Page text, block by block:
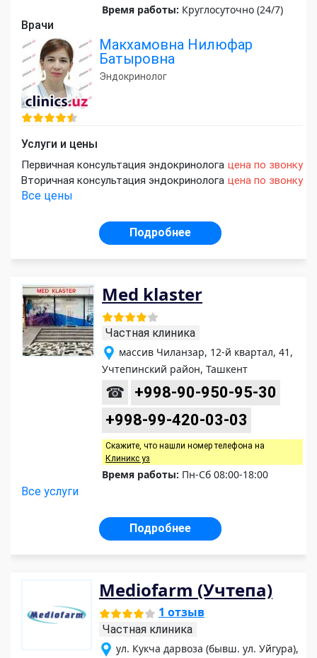
Время работы: Круглосуточно (24/7)
Врачи
Макхамовна Нилюфар
Батыровна
Эндокринолог
Услуги и цены
Первичная консультация эндокринолога цена по звонку
Вторичная консультация эндокринолога цена по звонку
Все цены
Подробнее
Med klaster
Частная клиника
массив Чиланзар, 12-й квартал, 41,
Учтепинский район, Ташкент
☎
+998-90-950-95-30
+998-99-420-03-03
Скажите, что нашли номер телефона на
Клиникс уз
Время работы: Пн-Сб 08:00-18:00
Все услуги
Подробнее
Mediofarm (Учтепа)
1 отзыв
Частная клиника
ул. Кукча дарвоза (бывш. ул. Уйгура),